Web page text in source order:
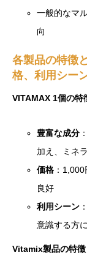
一般的なマ
向
各製品の特徴
格、利用シー
VITAMAX 1個の特
豊富な成分
加え、ミネ
価格 ：
良好
利用シーン
意識する方
Vitamix製品の特徴